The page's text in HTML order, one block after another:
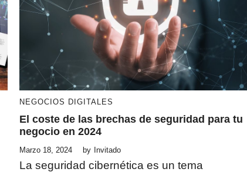
NEGOCIOS DIGITALES
El coste de las brechas de seguridad para tu
negocio en 2024
Marzo 18, 2024 by Invitado
La seguridad cibernética es un tema